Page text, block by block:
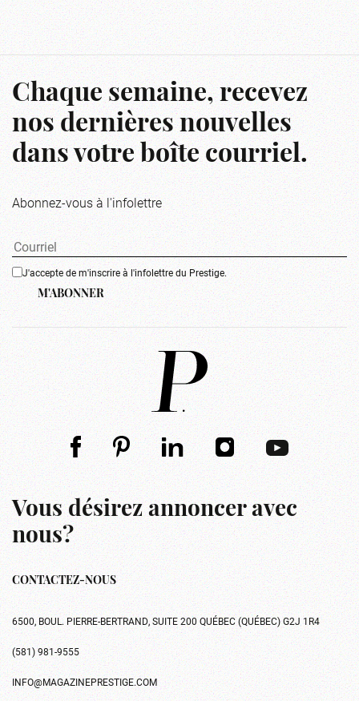
Chaque semaine, recevez
nos dernières nouvelles
dans votre boîte courriel.
Abonnez-vous à l'infolettre
J'accepte de m'inscrire à l'infolettre du Prestige.
M'ABONNER
Vous désirez annoncer avec
nous?
CONTACTEZ-NOUS
6500, BOUL. PIERRE-BERTRAND, SUITE 200 QUÉBEC (QUÉBEC) G2J 1R4
(581) 981-9555
INFO@MAGAZINEPRESTIGE.COM